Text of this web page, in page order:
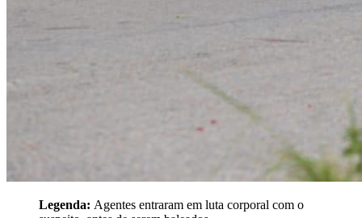
Legenda: Agentes entraram em luta corporal com o